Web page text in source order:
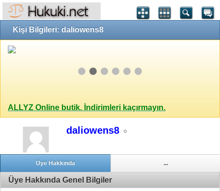
Kişi Bilgileri: daliowens8
ALLYZ Online butik. İndirimleri kaçırmayın.
daliowens8
Üye Hakkında ...
Üye Hakkında Genel Bilgiler